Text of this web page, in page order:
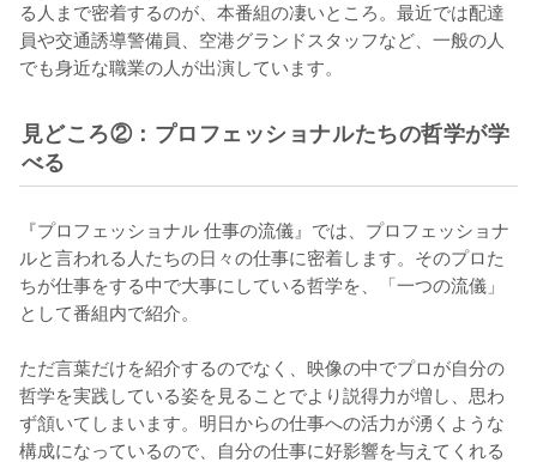
る人まで密着するのが、本番組の凄いところ。最近では配達
員や交通誘導警備員、空港グランドスタッフなど、一般の人
でも身近な職業の人が出演しています。
見どころ②：プロフェッショナルたちの哲学が学
べる
『プロフェッショナル 仕事の流儀』では、プロフェッショナ
ルと言われる人たちの日々の仕事に密着します。そのプロた
ちが仕事をする中で大事にしている哲学を、「一つの流儀」
として番組内で紹介。
ただ言葉だけを紹介するのでなく、映像の中でプロが自分の
哲学を実践している姿を見ることでより説得力が増し、思わ
ず頷いてしまいます。明日からの仕事への活力が湧くような
構成になっているので、自分の仕事に好影響を与えてくれる